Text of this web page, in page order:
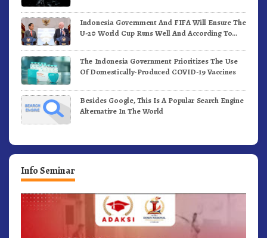
Indonesia Government And FIFA Will Ensure The
U-20 World Cup Runs Well And According To
The Indonesia Government Prioritizes The Use
Of Domestically-Produced COVID-19 Vaccines
Besides Google, This Is A Popular Search Engine
Alternative In The World
Info Seminar